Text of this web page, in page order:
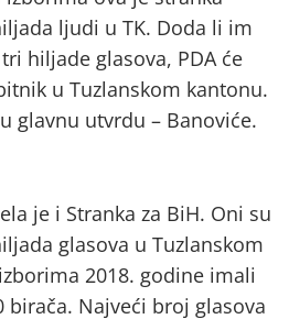
ljudi u TK. Doda li im
hiljade glasova, PDA će
u Tuzlanskom kantonu.
glavnu utvrdu – Banoviće.
je i Stranka za BiH. Oni su
glasova u Tuzlanskom
2018. godine imali
birača. Najveći broj glasova